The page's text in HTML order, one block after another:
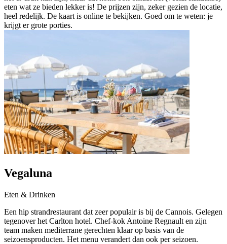
eten wat ze bieden lekker is! De prijzen zijn, zeker gezien de locatie,
heel redelijk. De kaart is online te bekijken. Goed om te weten: je
krijgt er grote porties.
Vegaluna
Eten & Drinken
Een hip strandrestaurant dat zeer populair is bij de Cannois. Gelegen
tegenover het Carlton hotel. Chef-kok Antoine Regnault en zijn
team maken mediterrane gerechten klaar op basis van de
seizoensproducten. Het menu verandert dan ook per seizoen.